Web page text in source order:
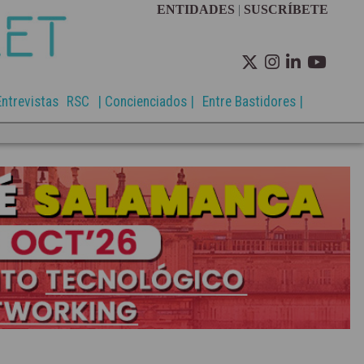
ENTIDADES | SUSCRÍBETE
RSC | Concienciados | Entre Bastidores |